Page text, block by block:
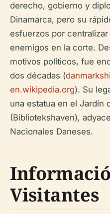
derecho, gobierno y
Dinamarca, pero su
esfuerzos por
enemigos en la corte.
motivos políticos, fue
dos décadas (
en.wikipedia.org). Su
una estatua en el Jardín
(Bibliotekshaven),
Nacionales Daneses.
Visitantes